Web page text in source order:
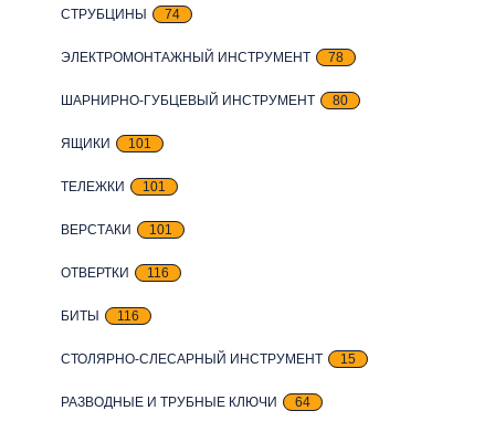
СТРУБЦИНЫ 74
ЭЛЕКТРОМОНТАЖНЫЙ ИНСТРУМЕНТ 78
ШАРНИРНО-ГУБЦЕВЫЙ ИНСТРУМЕНТ 80
ЯЩИКИ 101
ТЕЛЕЖКИ 101
ВЕРСТАКИ 101
ОТВЕРТКИ 116
БИТЫ 116
СТОЛЯРНО-СЛЕСАРНЫЙ ИНСТРУМЕНТ 15
РАЗВОДНЫЕ И ТРУБНЫЕ КЛЮЧИ 64